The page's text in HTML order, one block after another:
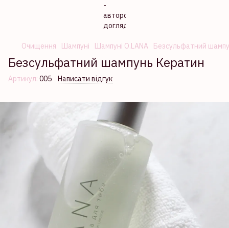
Очищення Шампуні Шампуні O.LANA Безсульфатний
Безсульфатний шампунь Кератин
Артикул: 005 Написати відгук